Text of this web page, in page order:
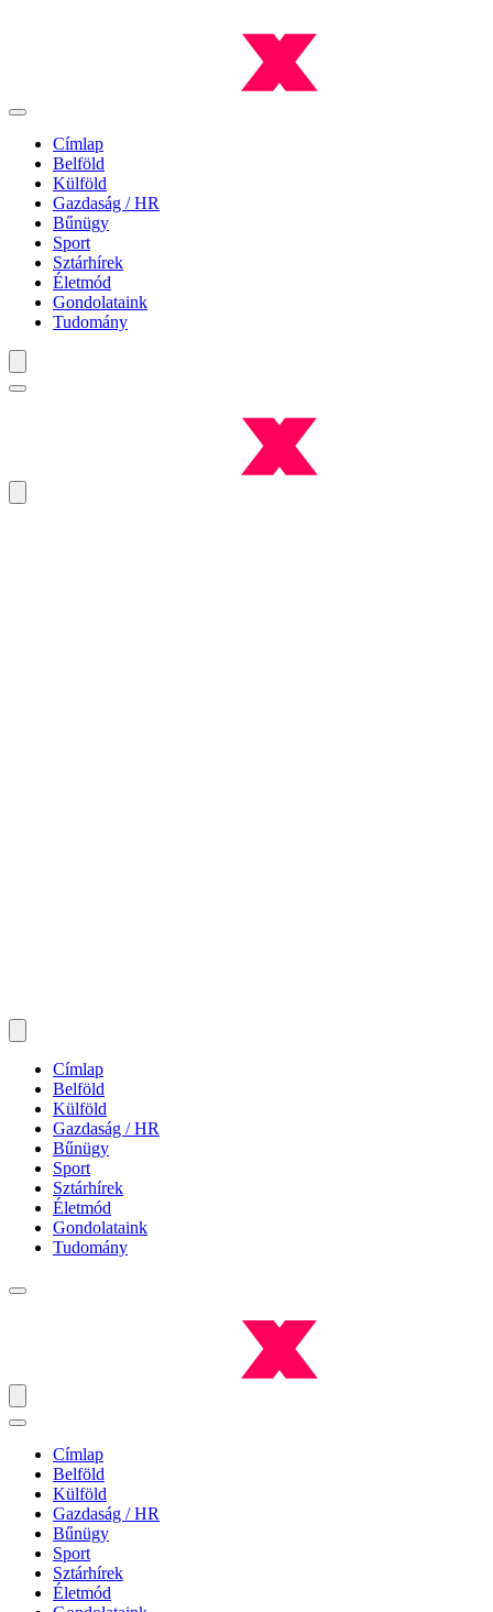
Címlap
Belföld
Külföld
Gazdaság / HR
Bűnügy
Sport
Sztárhírek
Életmód
Gondolataink
Tudomány
Címlap
Belföld
Külföld
Gazdaság / HR
Bűnügy
Sport
Sztárhírek
Életmód
Gondolataink
Tudomány
Címlap
Belföld
Külföld
Gazdaság / HR
Bűnügy
Sport
Sztárhírek
Életmód